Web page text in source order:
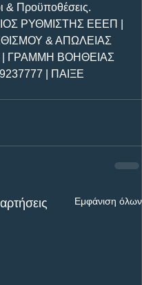
& Προϋποθέσεις.
ΡΥΘΜΙΣΤΗΣ ΕΕΕΠ |
& ΑΠΩΛΕΙΑΣ
| ΓΡΑΜΜΗ ΒΟΗΘΕΙΑΣ
| ΠΑΙΞΕ
Εμφάνιση όλων